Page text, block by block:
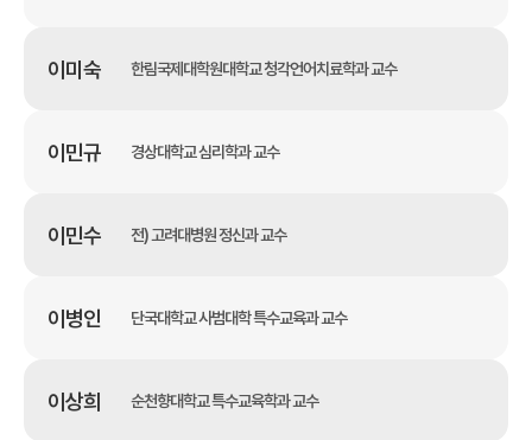
이미숙 한림국제대학원대학교 청각언어치료학과 교수
이민규 경상대학교 심리학과 교수
이민수 전) 고려대병원 정신과 교수
이병인 단국대학교 사범대학 특수교육과 교수
이상희 순천향대학교 특수교육학과 교수